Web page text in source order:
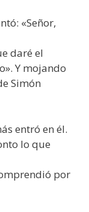
«Señor,
daré el
Y mojando
Simón
entró en él.
lo que
por